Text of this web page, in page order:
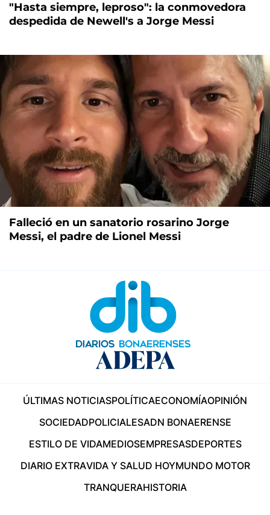
"Hasta siempre, leproso": la conmovedora
despedida de Newell's a Jorge Messi
Falleció en un sanatorio rosarino Jorge
Messi, el padre de Lionel Messi
ÚLTIMAS NOTICIASPOLÍTICAECONOMÍAOPINIÓN
SOCIEDADPOLICIALESADN BONAERENSE
ESTILO DE VIDAMEDIOSEMPRESASDEPORTES
DIARIO EXTRAVIDA Y SALUD HOYMUNDO MOTOR
TRANQUERAHISTORIA